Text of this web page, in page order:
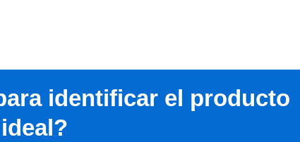
identificar el producto
ideal?